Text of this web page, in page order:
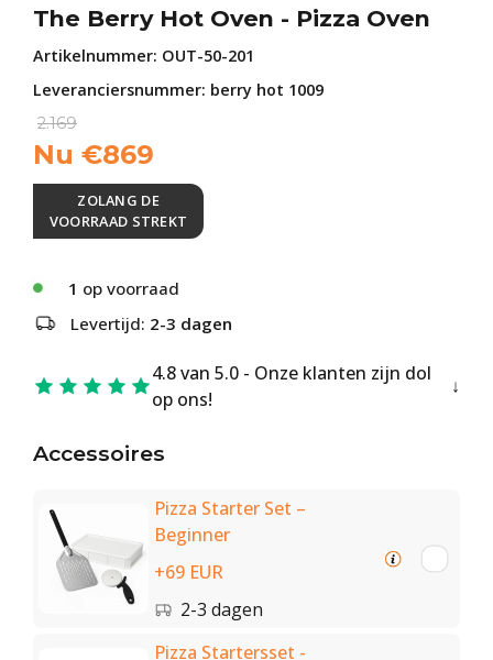
The Berry Hot Oven - Pizza Oven
Artikelnummer: OUT-50-201
Leveranciersnummer: berry hot 1009
2.169
Nu €869
ZOLANG DE
VOORRAAD STREKT
1 op voorraad
Levertijd: 2-3 dagen
4.8 van 5.0 - Onze klanten zijn dol
op ons!
Accessoires
Pizza Starter Set –
Beginner
+69 EUR
2-3 dagen
Pizza Startersset -